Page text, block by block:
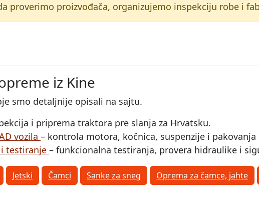
proverimo proizvođača, organizujemo inspekciju robe i
iz Kine
smo detaljnije opisali na sajtu.
i priprema traktora pre slanja za Hrvatsku.
vozila – kontrola motora, kočnica, suspenzije i
testiranje – funkcionalna testiranja, provera hidraulike i
Jetski Čamci Sanke za sneg Oprema za čamce, jahte